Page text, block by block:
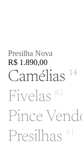
Presilha Nova
R$ 1.890,00
Camélias 14
Fivelas 82
Pince
Presilhas 51